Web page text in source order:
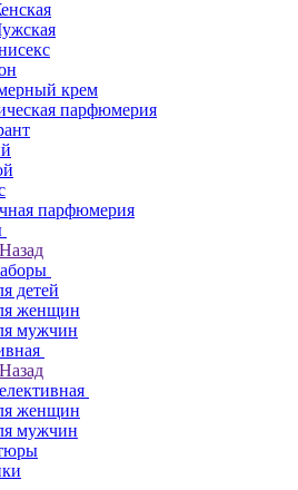
крем
парфюмерия
парфюмерия
Назад
детей
женщин
мужчин
Назад
женщин
мужчин